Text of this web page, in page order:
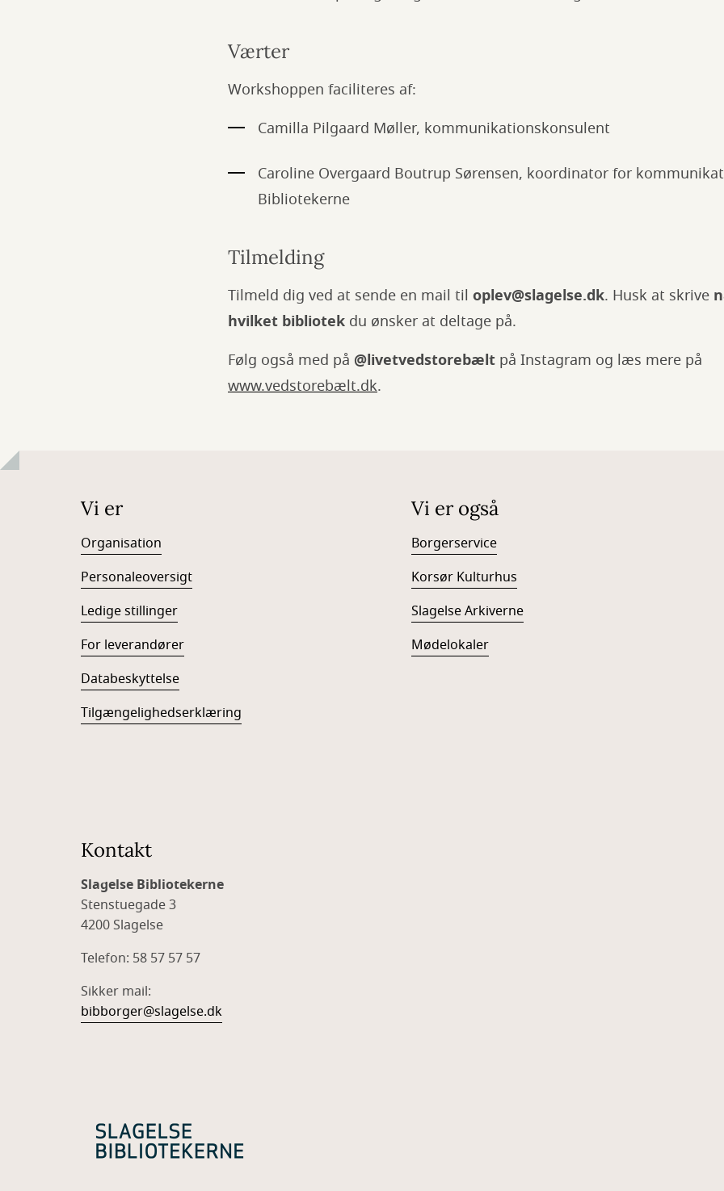
Værter
Workshoppen faciliteres af:
Camilla Pilgaard Møller, kommunikationskonsulent
Caroline Overgaard Boutrup Sørensen, koordinator for
Bibliotekerne
Tilmelding
Tilmeld dig ved at sende en mail til oplev@slagelse.dk. Husk at skrive
hvilket bibliotek du ønsker at deltage på.
Følg også med på @livetvedstorebælt på Instagram og læs mere på
www.vedstorebælt.dk.
Vi er
Organisation
Personaleoversigt
Ledige stillinger
For leverandører
Databeskyttelse
Tilgængelighedserklæring
Vi er også
Borgerservice
Korsør Kulturhus
Slagelse Arkiverne
Mødelokaler
Kontakt
Slagelse Bibliotekerne
Stenstuegade 3
4200 Slagelse
Telefon: 58 57 57 57
Sikker mail:
bibborger@slagelse.dk